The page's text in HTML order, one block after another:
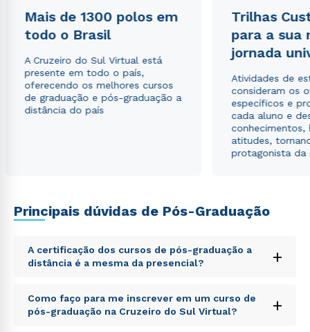
Mais de 1300 polos em
todo o Brasil
A Cruzeiro do Sul Virtual está
presente em todo o país,
oferecendo os melhores cursos
de graduação e pós-graduação a
distância do país
Trilhas
para a sua
jornada
Atividades de
consideram os
específicos e
cada aluno e
conhecimentos,
atitudes,
protagonista da
Principais dúvidas de Pós-Graduação
A certificação dos cursos de pós-graduação a
distância é a mesma da presencial?
+
Sed ut perspiciatis unde omnis iste natus error sit
voluptatem accusantium doloremque laudantium,
totam rem aperiam, eaque ipsa quae ab illo inventore
Como faço para me inscrever em um curso de
pós-graduação na Cruzeiro do Sul Virtual?
+
Estou de acordo com a Política de Privacidade.e
autorizo que meus dados sejam utilizados para o
envio de conteúdos da Cruzeiro do Sul.